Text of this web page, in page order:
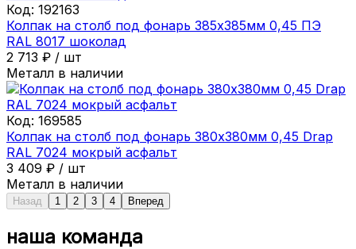
Код: 192163
Колпак на столб под фонарь 385х385мм 0,45 ПЭ
RAL 8017 шоколад
2 713 ₽ / шт
Металл в наличии
Код: 169585
Колпак на столб под фонарь 380х380мм 0,45 Drap
RAL 7024 мокрый асфальт
3 409 ₽ / шт
Металл в наличии
Назад 1 2 3 4 Вперед
наша команда